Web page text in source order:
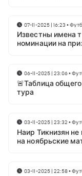
07-11-2025 | 16:23 •
Известны имена
номинации на
06-11-2025 | 23:06•
🚨Таблица
тура
03-11-2025 | 23:32 •
Наир Тикнизян
на ноябрьские
03-11-2025 | 22:58•